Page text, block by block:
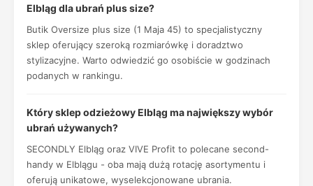
Elbląg dla ubrań plus size?
Butik Oversize plus size (1 Maja 45) to specjalistyczny
sklep oferujący szeroką rozmiarówkę i doradztwo
stylizacyjne. Warto odwiedzić go osobiście w godzinach
podanych w rankingu.
Który sklep odzieżowy Elbląg ma największy wybór
ubrań używanych?
SECONDLY Elbląg oraz VIVE Profit to polecane second-
handy w Elblągu - oba mają dużą rotację asortymentu i
oferują unikatowe, wyselekcjonowane ubrania.